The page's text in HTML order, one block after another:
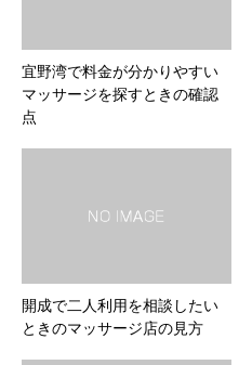
宜野湾で料金が分かりやすい
マッサージを探すときの確認
点
開成で二人利用を相談したい
ときのマッサージ店の見方